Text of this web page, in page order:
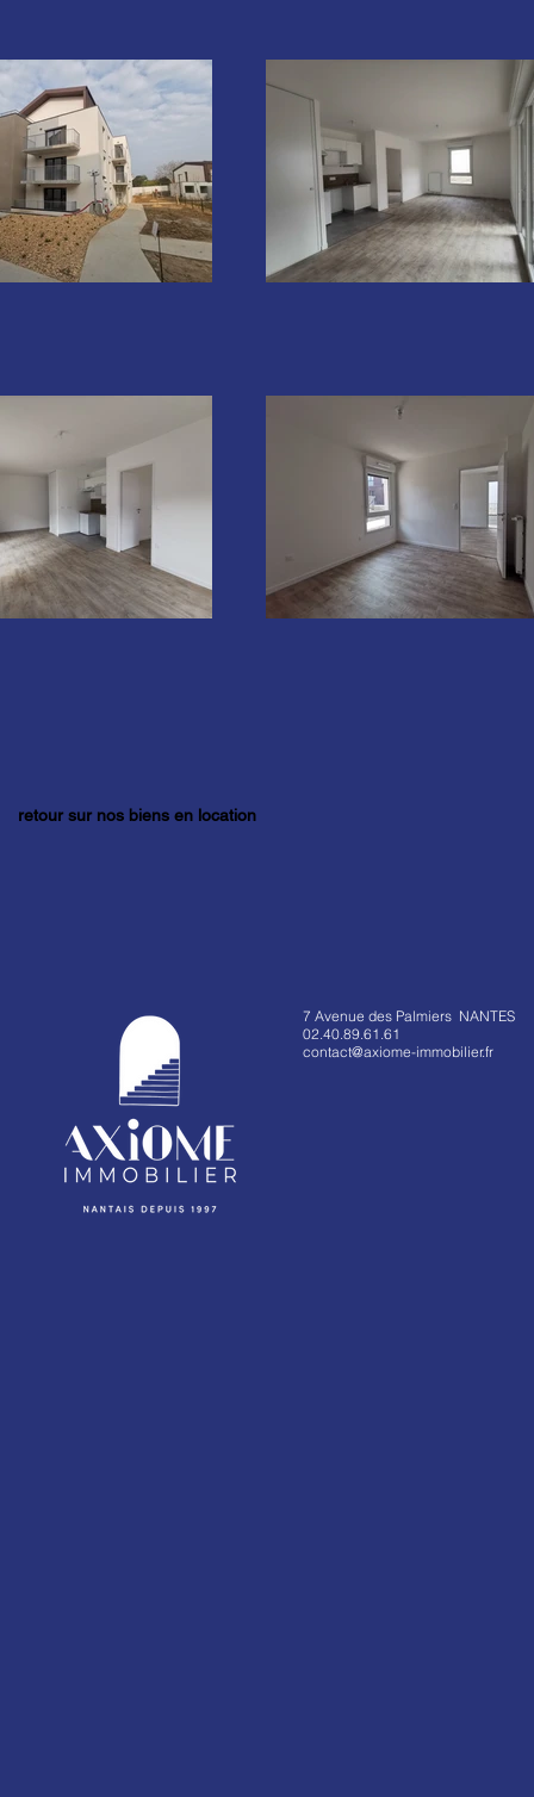
retour sur nos biens en location
7 Avenue des Palmiers NANTES
02.40.89.61.61
contact@axiome-immobilier.fr